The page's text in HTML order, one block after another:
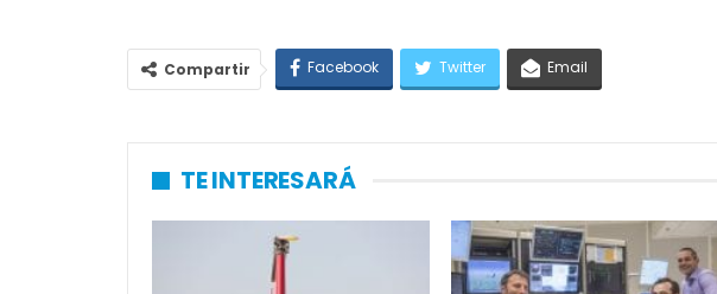
Compartir Facebook Twitter Email
TE INTERESARÁ